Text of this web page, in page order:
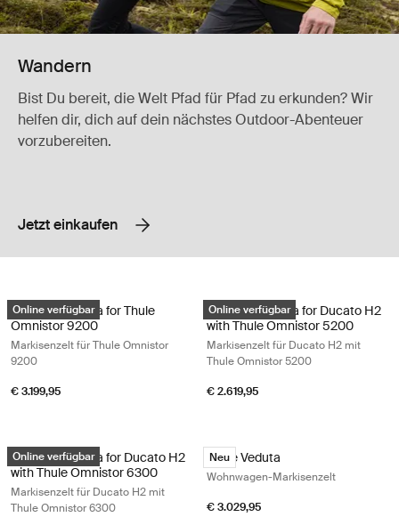
Wandern
Bist Du bereit, die Welt Pfad für Pfad zu erkunden? Wir
helfen dir, dich auf dein nächstes Outdoor-Abenteuer
vorzubereiten.
Jetzt einkaufen
Thule Panorama for Thule Omnistor 9200 Markisenzelt für Thule
Online verfügbar
Thule Panorama for Thule
Omnistor 9200
Markisenzelt für Thule Omnistor
9200
€ 3.199,95
Thule Panorama for Ducato H2
Online verfügbar
Thule Panorama for Ducato H2
with Thule Omnistor 5200
Markisenzelt für Ducato H2 mit
Thule Omnistor 5200
€ 2.619,95
Thule Panorama for Ducato H2 with Thule Omnistor 6300
Online verfügbar
Thule Panorama for Ducato H2
with Thule Omnistor 6300
Markisenzelt für Ducato H2 mit
Thule Omnistor 6300
Thule Veduta Wohnwagen-
Neu
Thule Veduta
Wohnwagen-Markisenzelt
€ 3.029,95